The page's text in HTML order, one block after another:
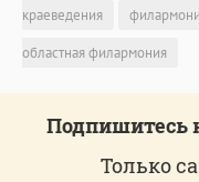
краеведения
областная филармония
Подпишитесь
Только